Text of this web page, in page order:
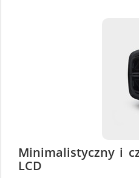
Minimalistyczny i
LCD